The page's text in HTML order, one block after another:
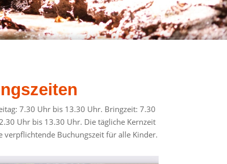
7.30 Uhr bis 13.30 Uhr. Bringzeit: 7.30
Uhr bis 13.30 Uhr. Die tägliche Kernzeit
Buchungszeit für alle Kinder.